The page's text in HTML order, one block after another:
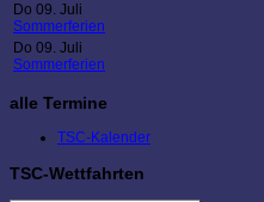
Do 09. Juli
Sommerferien
Do 09. Juli
Sommerferien
alle Termine
TSC-Kalender
TSC-Wettfahrten